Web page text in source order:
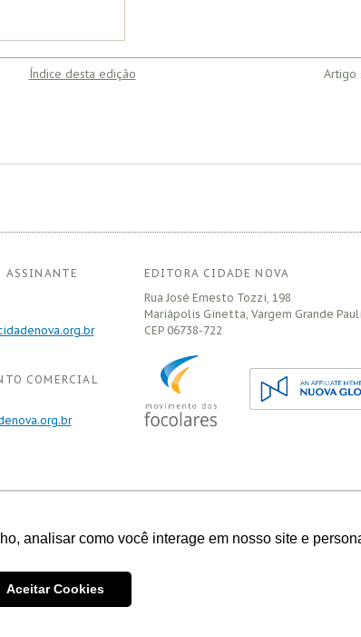
analisar como você interage em nosso site e
Aceitar Cookies
Índice desta edição Artigo
ASSINANTE
COMERCIAL
EDITORA CIDADE NOVA
Rua José Ernesto Tozzi, 198
Mariápolis Ginetta, Vargem Grande
CEP06738-722
do Portal, com exceção de
e autor.